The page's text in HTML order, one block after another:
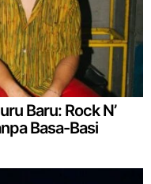
Baru: Rock N’
Basa-Basi